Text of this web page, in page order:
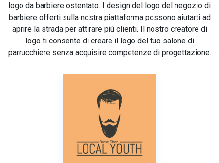
logo da barbiere ostentato. I design del logo del negozio di
barbiere offerti sulla nostra piattaforma possono aiutarti ad
aprire la strada per attirare più clienti. Il nostro creatore di
logo ti consente di creare il logo del tuo salone di
parrucchiere senza acquisire competenze di progettazione.